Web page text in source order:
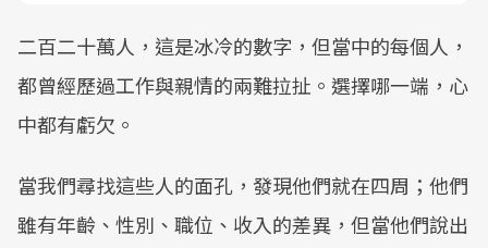
二百二十萬人，這是冰冷的數字，但當中的每個人，
都曾經歷過工作與親情的兩難拉扯。選擇哪一端，心
中都有虧欠。
當我們尋找這些人的面孔，發現他們就在四周；他們
雖有年齡、性別、職位、收入的差異，但當他們說出